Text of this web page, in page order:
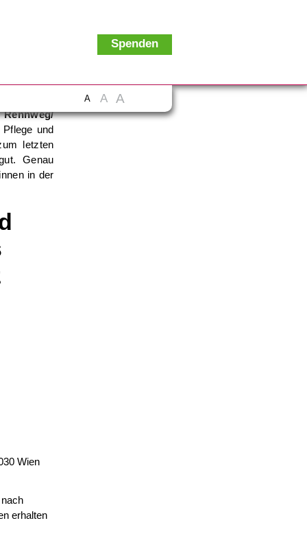
Spenden
A A A
und
letzten
Genau
in der
Wien
erhalten